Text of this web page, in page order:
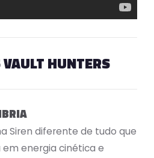
HUNTERS
Siren diferente de tudo que
em energia cinética e